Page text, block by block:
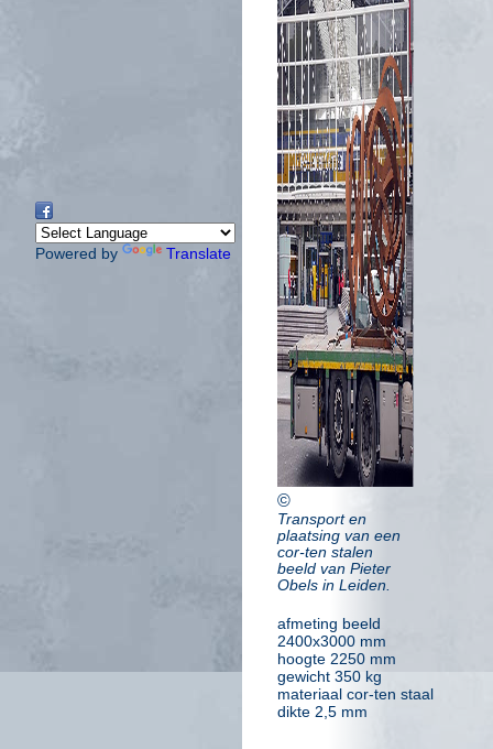
Powered by Translate
©
Transport en
plaatsing van een
cor-ten stalen
beeld van Pieter
Obels in Leiden.
afmeting beeld
2400x3000 mm
hoogte 2250 mm
gewicht 350 kg
materiaal cor-ten staal
dikte 2,5 mm